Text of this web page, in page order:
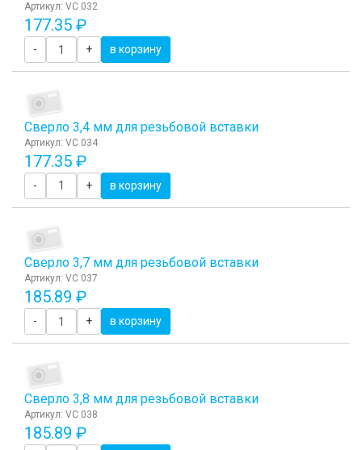
Артикул: VC 032
177.35 ₽
- + в корзину
Сверло 3,4 мм для резьбовой вставки
Артикул: VC 034
177.35 ₽
- + в корзину
Сверло 3,7 мм для резьбовой вставки
Артикул: VC 037
185.89 ₽
- + в корзину
Сверло 3,8 мм для резьбовой вставки
Артикул: VC 038
185.89 ₽